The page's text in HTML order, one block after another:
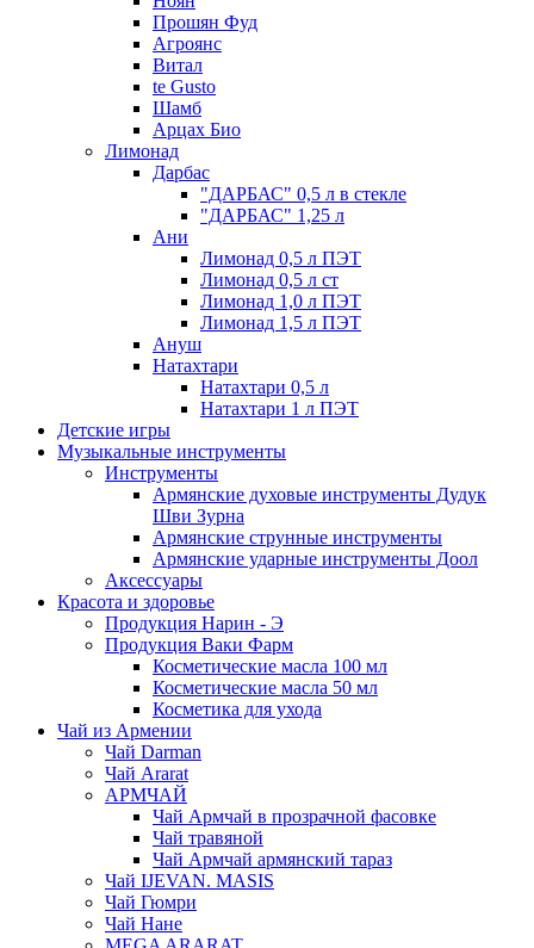
Прошян Фуд
Агроянс
Витал
te Gusto
Шамб
Арцах Био
Лимонад
Дарбас
"ДАРБАС" 0,5 л в стекле
"ДАРБАС" 1,25 л
Ани
Лимонад 0,5 л ПЭТ
Лимонад 0,5 л ст
Лимонад 1,0 л ПЭТ
Лимонад 1,5 л ПЭТ
Ануш
Натахтари
Натахтари 0,5 л
Натахтари 1 л ПЭТ
Детские игры
Музыкальные инструменты
Инструменты
Армянские духовые инструменты Дудук
Шви Зурна
Армянские струнные инструменты
Армянские ударные инструменты Доол
Аксессуары
Красота и здоровье
Продукция Нарин - Э
Продукция Ваки Фарм
Косметические масла 100 мл
Косметические масла 50 мл
Косметика для ухода
Чай из Армении
Чай Darman
Чай Ararat
АРМЧАЙ
Чай Армчай в прозрачной фасовке
Чай травяной
Чай Армчай армянский тараз
Чай IJEVAN. MASIS
Чай Гюмри
Чай Нане